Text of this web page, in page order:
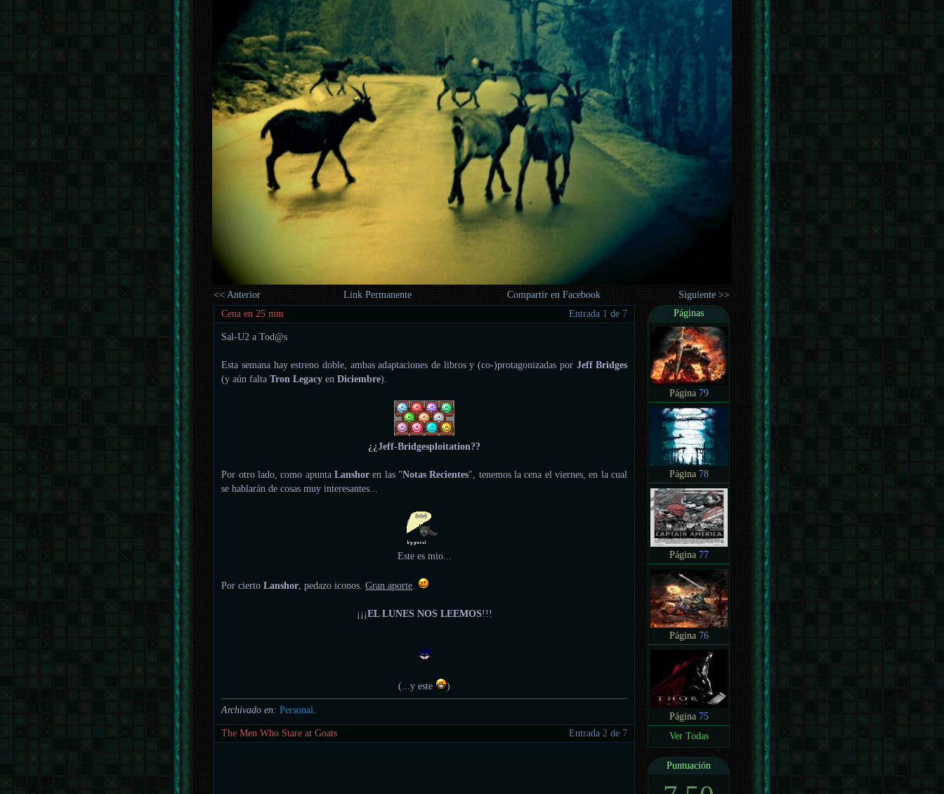
<< Anterior Link Permanente Compartir en Facebook
Siguiente >>
Cena en 25 mm
Entrada 1 de 7
Sal-U2 a Tod@s
Esta semana hay estreno doble, ambas adaptaciones de libros y (co-)protagonizadas por Jeff Bridges
(y aún faltaTron Legacy enDiciembre).
¿¿Jeff-Bridgesploitation??
Por otro lado, como apunta Lanshoren las "Notas Recientes", tenemos la cena el viernes, en la cual
se hablarán de cosas muy interesantes...
Este es mio...
Por ciertoLanshor , pedazo iconos.Gran aporte
¡¡¡EL LUNES NOS LEEMOS!!!
(...y este )
Archivado en: Personal.
The Men Who Stare at Goats Entrada2 de 7
Páginas
Página 79
Página 78
Página 77
Página 76
Página 75
Ver Todas
Puntuación